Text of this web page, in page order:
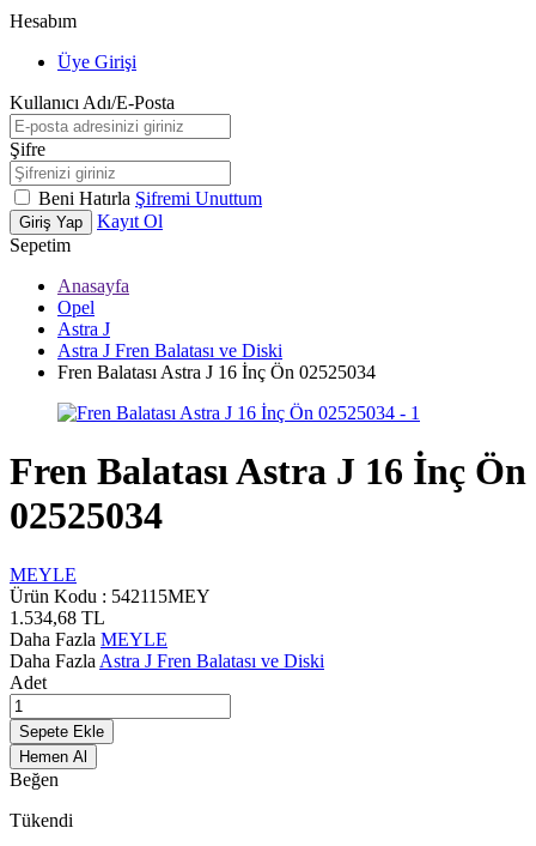
Hesabım
Üye Girişi
Kullanıcı Adı/E-Posta
Şifre
Beni Hatırla Şifremi Unuttum
Giriş Yap
Kayıt Ol
Sepetim
Anasayfa
Opel
Astra J
Astra J Fren Balatası ve Diski
Fren Balatası Astra J 16 İnç Ön 02525034
Fren Balatası Astra J 16 İnç Ön
02525034
MEYLE
Ürün Kodu : 542115MEY
1.534,68 TL
Daha Fazla MEYLE
Daha Fazla Astra J Fren Balatası ve Diski
Adet
Sepete Ekle
Hemen Al
Beğen
Tükendi